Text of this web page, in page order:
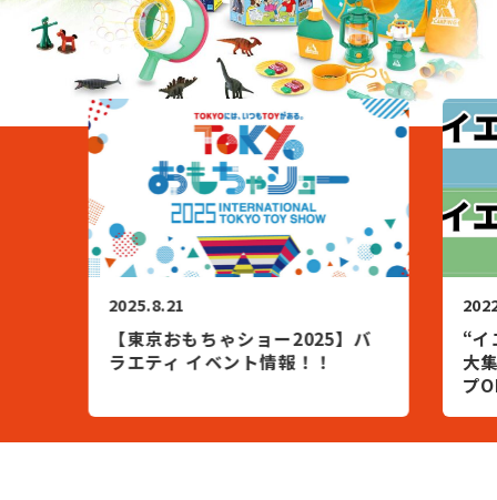
会社情報
2025.8.21
【東京おもちゃショー2025】バ
ラエティ イベント情報！！
“イ
大
プ